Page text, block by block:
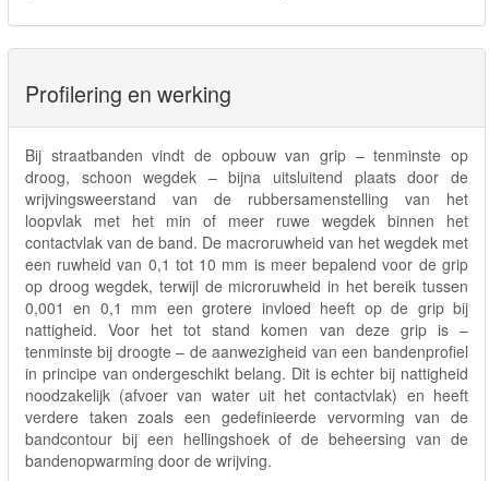
Profilering en werking
Bij straatbanden vindt de opbouw van grip – tenminste op
droog, schoon wegdek – bijna uitsluitend plaats door de
wrijvingsweerstand van de rubbersamenstelling van het
loopvlak met het min of meer ruwe wegdek binnen het
contactvlak van de band. De macroruwheid van het wegdek met
een ruwheid van 0,1 tot 10 mm is meer bepalend voor de grip
op droog wegdek, terwijl de microruwheid in het bereik tussen
0,001 en 0,1 mm een grotere invloed heeft op de grip bij
nattigheid. Voor het tot stand komen van deze grip is –
tenminste bij droogte – de aanwezigheid van een bandenprofiel
in principe van ondergeschikt belang. Dit is echter bij nattigheid
noodzakelijk (afvoer van water uit het contactvlak) en heeft
verdere taken zoals een gedefinieerde vervorming van de
bandcontour bij een hellingshoek of de beheersing van de
bandenopwarming door de wrijving.